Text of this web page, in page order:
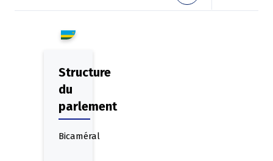
d'Ariane
Structure
du
parlement
Bicaméral